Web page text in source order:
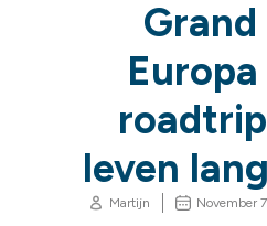
Grand
leven
Martijn November